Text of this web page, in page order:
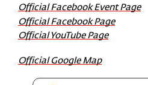
Official Facebook Event Page
Official Facebook Page
Official YouTube Page
Official Google Map